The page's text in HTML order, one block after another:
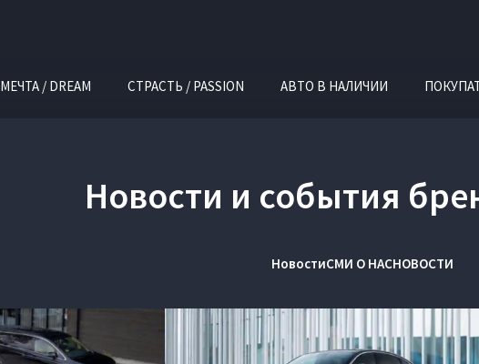
МЕЧТА / DREAM СТРАСТЬ / PASSION АВТО В НАЛИЧИИ
Новости и события
НовостиСМИ О НАСНОВОСТИ